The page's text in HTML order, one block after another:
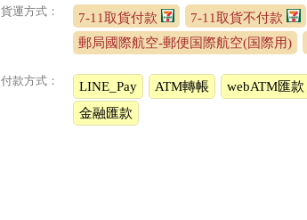
貨運方式： 7-11取貨付款 7-11取貨不付款
郵局國際航空-郵便国際航空(国際用)
付款方式： LINE_Pay ATM轉帳 webATM匯款
金融匯款